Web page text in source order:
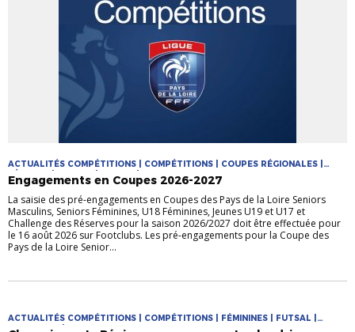
ACTUALITÉS COMPÉTITIONS | COMPÉTITIONS | COUPES RÉGIONALES |
FÉMININE | FUTSAL | JEUNES | MASCULIN
Engagements en Coupes 2026-2027
La saisie des pré-engagements en Coupes des Pays de la Loire Seniors
Masculins, Seniors Féminines, U18 Féminines, Jeunes U19 et U17 et
Challenge des Réserves pour la saison 2026/2027 doit être effectuée pour
le 16 août 2026 sur Footclubs. Les pré-engagements pour la Coupe des
Pays de la Loire Senior...
ACTUALITÉS COMPÉTITIONS | COMPÉTITIONS | FÉMININES | FUTSAL |
PRATIQUES | PRATIQUES JEUNES